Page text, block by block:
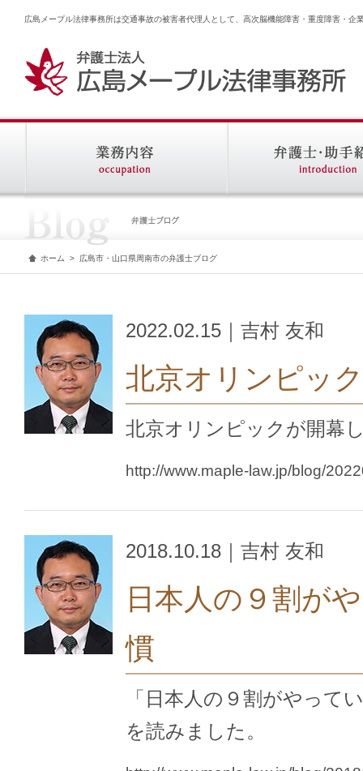
広島メープル法律事務所は交通事故の被害者代理人として、高次脳機能障害・重度障害・企
ホーム > 広島市・山口県周南市の弁護士ブログ
2022.02.15｜吉村 友和
北京オリンピック
北京オリンピックが開幕
http://www.maple-law.jp/blog/
2018.10.18｜吉村 友和
日本人の９割が
慣
「日本人の９割がやって
を読みました。